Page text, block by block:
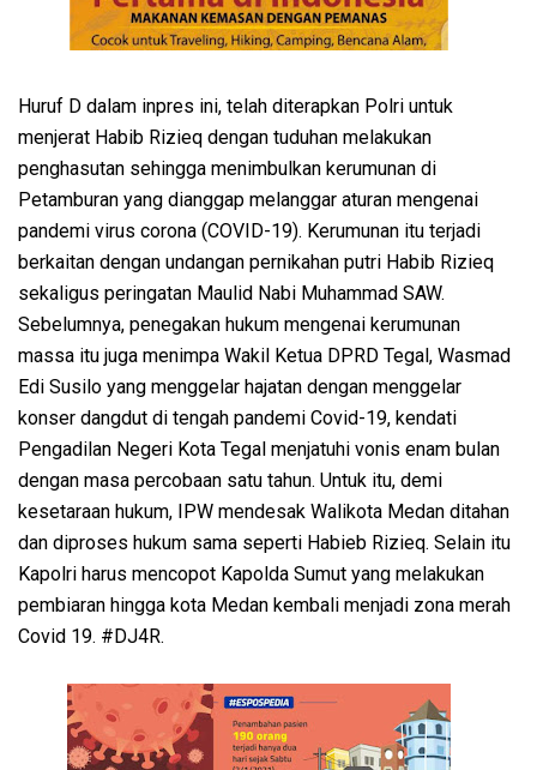
Huruf D dalam inpres ini, telah diterapkan Polri untuk
menjerat Habib Rizieq dengan tuduhan melakukan
penghasutan sehingga menimbulkan kerumunan di
Petamburan yang dianggap melanggar aturan mengenai
pandemi virus corona (COVID-19). Kerumunan itu terjadi
berkaitan dengan undangan pernikahan putri Habib Rizieq
sekaligus peringatan Maulid Nabi Muhammad SAW.
Sebelumnya, penegakan hukum mengenai kerumunan
massa itu juga menimpa Wakil Ketua DPRD Tegal, Wasmad
Edi Susilo yang menggelar hajatan dengan menggelar
konser dangdut di tengah pandemi Covid-19, kendati
Pengadilan Negeri Kota Tegal menjatuhi vonis enam bulan
dengan masa percobaan satu tahun. Untuk itu, demi
kesetaraan hukum, IPW mendesak Walikota Medan ditahan
dan diproses hukum sama seperti Habieb Rizieq. Selain itu
Kapolri harus mencopot Kapolda Sumut yang melakukan
pembiaran hingga kota Medan kembali menjadi zona merah
Covid 19. #DJ4R.